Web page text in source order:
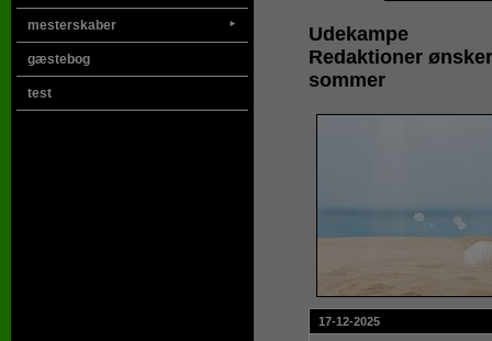
►
mesterskaber
gæstebog
test
Udekampe
Redaktioner
sommer
17-12-2025